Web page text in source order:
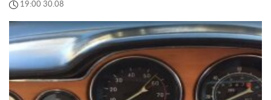
19:00 30.08